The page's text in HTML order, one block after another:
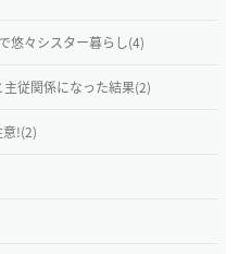
悠々シスター暮らし(4)
従関係になった結果(2)
!(2)